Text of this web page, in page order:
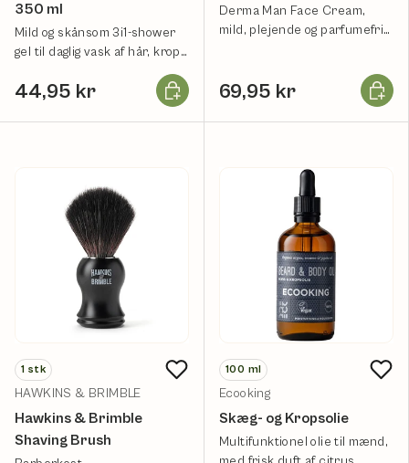
350 ml
Mild og skånsom 3i1-shower
gel til daglig vask af hår, krop
44,95 kr Læg i kurv
Derma Man Face Cream,
mild, plejende og parfumefri
69,95 kr Læg i
1 stk
HAWKINS & BRIMBLE
Hawkins & Brimble
Shaving Brush
100 ml
Ecooking
Skæg- og Kropsolie
Multifunktionel olie til mænd,